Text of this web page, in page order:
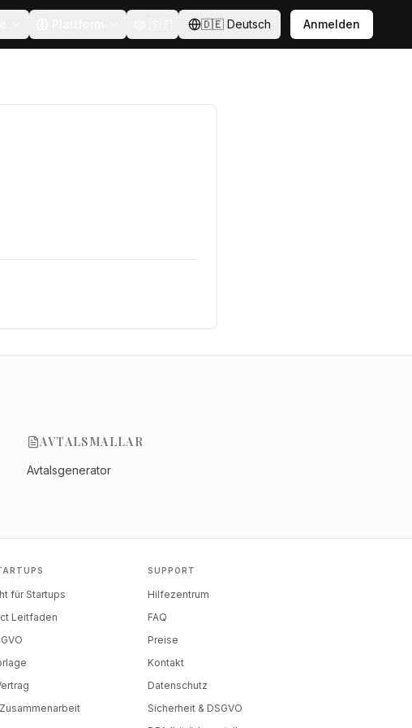
🇩🇪 Deutsch Anmelden
AVTALSMALLAR
Avtalsgenerator
für Startups
Leitfaden
SUPPORT
Hilfezentrum
FAQ
Preise
Kontakt
Datenschutz
Sicherheit & DSGVO